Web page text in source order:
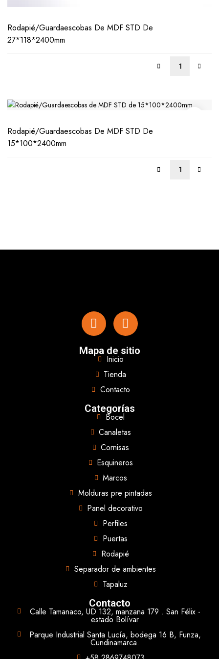
Rodapié/Guardaescobas De MDF STD De
27*118*2400mm
MÁS
Rodapié/Guardaescobas De MDF STD De
15*100*2400mm
Mapa de sitio
Inicio
Tienda
Contacto
Categorías
Bocel
Canaletas
Cornisas
Esquineros
Marcos
Molduras pre pintadas
Panel decorativo
Perfiles
Puertas
Rodapié
Separador de ambientes
Tapaluz
Contacto
Calle Tamanaco, UD 132, manzana 179 . San Félix -
estado Bolívar
Parque Industrial Santa Lucía, bodega 16 B, Funza,
Cundinamarca.